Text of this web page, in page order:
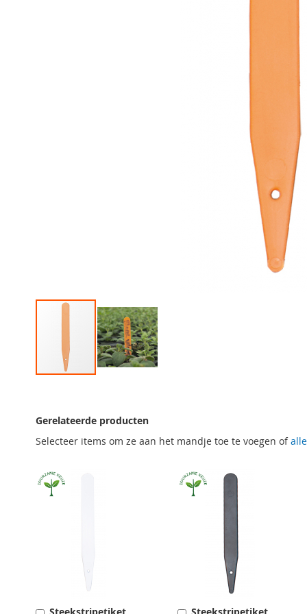
begin
van
gallerij
Gerelateerde producten
Selecteer items om ze aan het mandje toe te voegen of